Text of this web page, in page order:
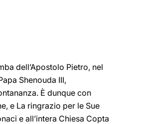
dell’Apostolo Pietro, nel
Shenouda III,
È dunque con
e La ringrazio per le Sue
e all’intera Chiesa Copta